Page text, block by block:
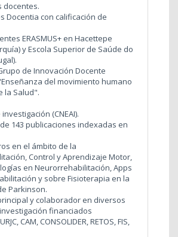
docentes.
Docentia con calificación de
ERASMUS+ en Hacettepe
y Escola Superior de Saúde do
de Innovación Docente
del movimiento humano
la Salud".
(CNEAI).
143 publicaciones indexadas en
en el ámbito de la
Control y Aprendizaje Motor,
en Neurorrehabilitación, Apps
y sobre Fisioterapia en la
Parkinson.
y colaborador en diversos
financiados
CAM, CONSOLIDER, RETOS, FIS,